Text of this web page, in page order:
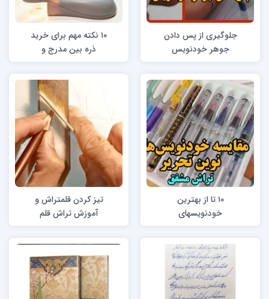
جلوگیری از پس دادن
جوهر خودنویس
۱۰ نکته مهم برای خرید
ذره بین مدرج و
چراغدار خوشنویسی
۱۰ تا از بهترین
خودنویسهای
خوشنویسی تراش
مشفق
تیز کردن قلمتراش و
آموزش تراش قلم
استاد محمد شهبازی